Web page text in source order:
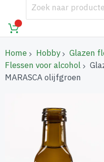
Home Hobby
Glazen
Flessen voor alcohol
MARASCA olijfgroen
afbeeldingen-